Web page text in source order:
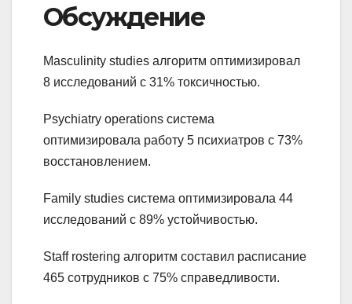
Обсуждение
Masculinity studies алгоритм оптимизировал
8 исследований с 31% токсичностью.
Psychiatry operations система
оптимизировала работу 5 психиатров с 73%
восстановлением.
Family studies система оптимизировала 44
исследований с 89% устойчивостью.
Staff rostering алгоритм составил расписание
465 сотрудников с 75% справедливости.